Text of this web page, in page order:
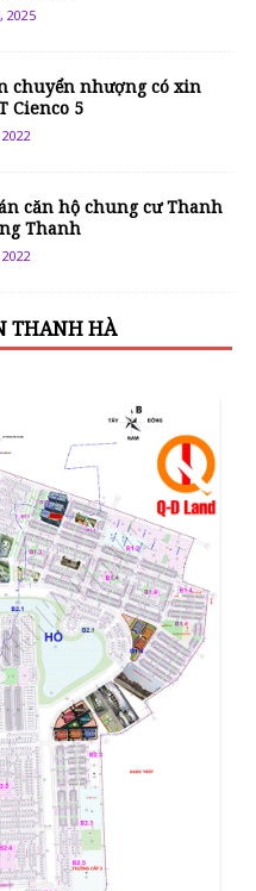
2025
chuyển nhượng có xin
Cienco 5
căn hộ chung cư Thanh
Thanh
THANH HÀ